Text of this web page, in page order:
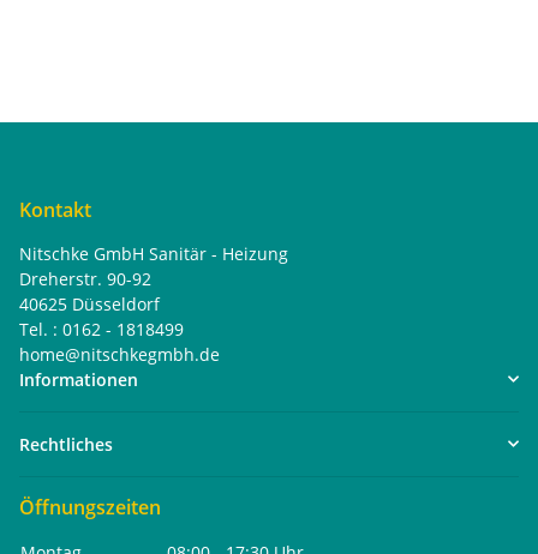
Kontakt
Nitschke GmbH Sanitär - Heizung
Dreherstr. 90-92
40625 Düsseldorf
Tel. : 0162 - 1818499
home@nitschkegmbh.de
Informationen
Rechtliches
Öffnungszeiten